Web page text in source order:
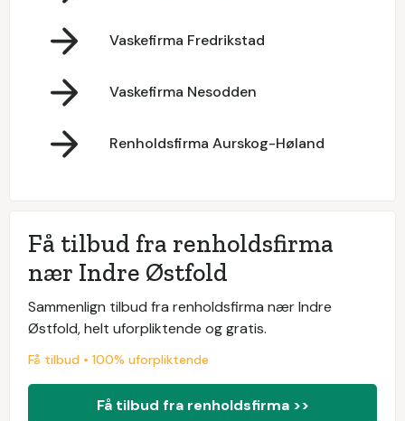
Vaskefirma Fredrikstad
Vaskefirma Nesodden
Renholdsfirma Aurskog-Høland
Få tilbud fra renholdsfirma
nær Indre Østfold
Sammenlign tilbud fra renholdsfirma nær Indre
Østfold, helt uforpliktende og gratis.
Få tilbud • 100% uforpliktende
Få tilbud fra renholdsfirma >>